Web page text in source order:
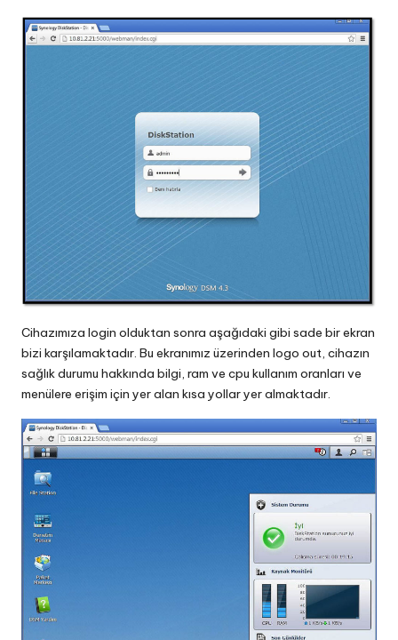
Cihazımıza login olduktan sonra aşağıdaki gibi sade bir ekran
bizi karşılamaktadır. Bu ekranımız üzerinden logo out, cihazın
sağlık durumu hakkında bilgi, ram ve cpu kullanım oranları ve
menülere erişim için yer alan kısa yollar yer almaktadır.